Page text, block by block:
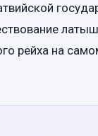
рейха на